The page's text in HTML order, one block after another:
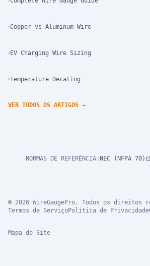
Copper vs Aluminum Wire
EV Charging Wire Sizing
Temperature Derating
VER TODOS OS ARTIGOS →
NORMAS DE REFERÊNCIA : NEC (NFPA 70)
© 2026 WireGaugePro. Todos os direitos
Termos de ServiçoPolítica de Privacidade
Mapa do Site